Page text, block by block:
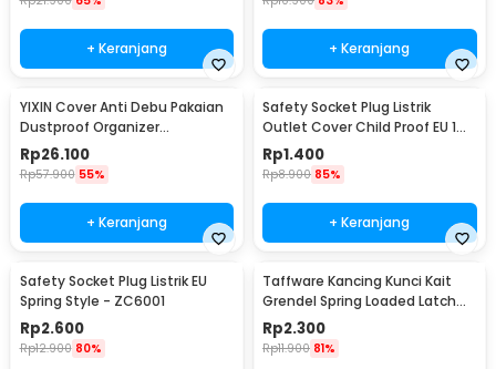
+ Keranjang + Keranjang
YIXIN Cover Anti Debu Pakaian
Dustproof Organizer
60x30x110cm - PEVA
Rp26.100
Rp57.900 55%
+ Keranjang
Safety Socket Plug Listrik
Outlet Cover Child Proof EU 1
PCS
Rp1.400
Rp8.900 85%
+ Keranjang
Safety Socket Plug Listrik EU
Spring Style - ZC6001
Rp2.600
Rp12.900 80%
Taffware Kancing Kunci Kait
Grendel Spring Loaded Latch
Catch Hasp - KAK-J107
Rp2.300
Rp11.900 81%